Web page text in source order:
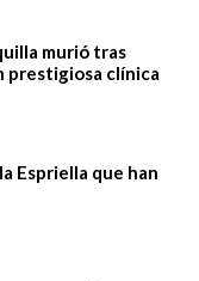
murió tras
prestigiosa clínica
Espriella que han